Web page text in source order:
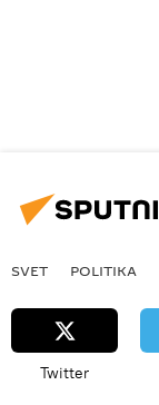
SVET POLITIKA
Twitter